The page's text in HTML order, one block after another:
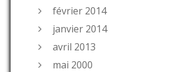
février 2014
janvier 2014
avril 2013
mai 2000